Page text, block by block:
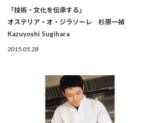
「技術・文化を伝承する」
オステリア・オ・ジラソーレ 杉原一禎
Kazuyoshi Sugihara
2015.05.28